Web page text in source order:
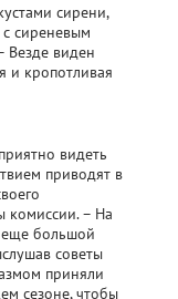
сирени,
сиреневым
Везде виден
и кропотливая
видеть
приводят в
комиссии. – На
еще большой
советы
приняли
сезоне, чтобы